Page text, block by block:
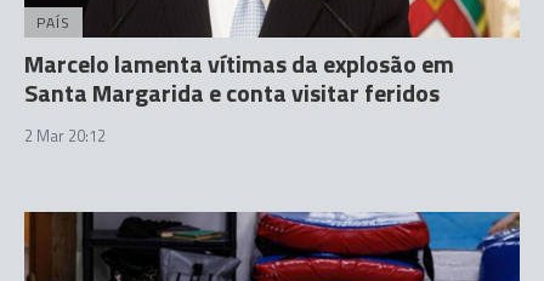
PAÍS
Marcelo lamenta vítimas da explosão em
Santa Margarida e conta visitar feridos
2 Mar 20:12